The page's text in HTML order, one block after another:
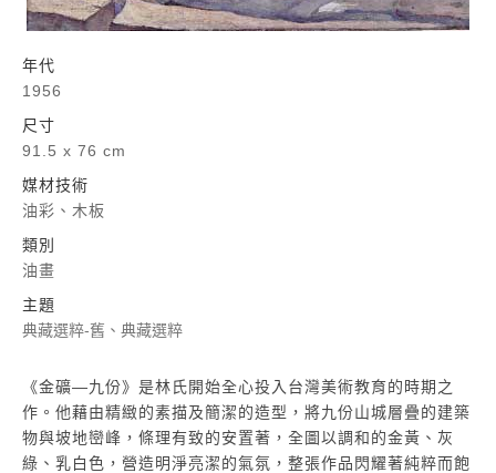
年代
1956
尺寸
91.5 x 76 cm
媒材技術
油彩、木板
類別
油畫
主題
典藏選粹-舊、典藏選粹
《金礦—九份》是林氏開始全心投入台灣美術教育的時期之
作。他藉由精緻的素描及簡潔的造型，將九份山城層疊的建築
物與坡地巒峰，條理有致的安置著，全圖以調和的金黃、灰
綠、乳白色，營造明淨亮潔的氣氛，整張作品閃耀著純粹而飽